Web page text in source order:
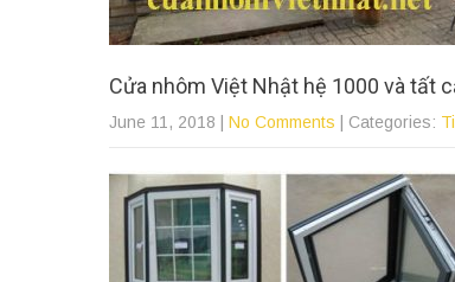
Cửa nhôm Việt Nhật hệ 1000 và tất
June 11, 2018 No Comments | Categories: